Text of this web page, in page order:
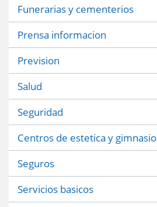
Funerarias y cementerios
Prensa informacion
Prevision
Salud
Seguridad
Centros de estetica y gimnasio
Seguros
Servicios basicos